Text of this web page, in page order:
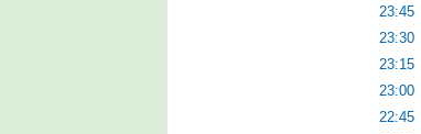
23:45
23:30
23:15
23:00
22:45